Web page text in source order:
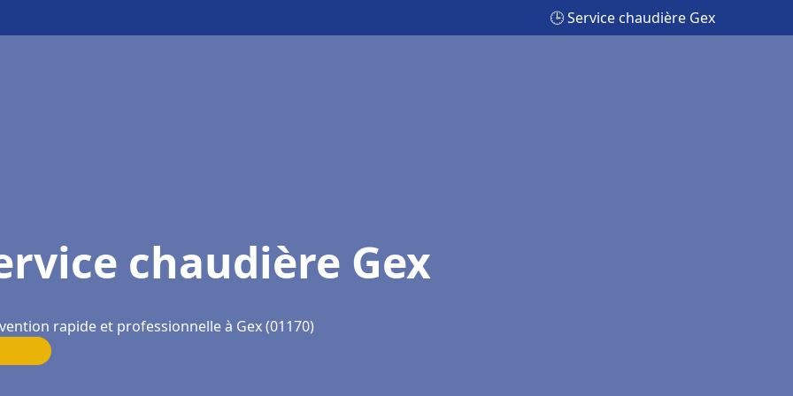
🕒 Service chaudière Gex
chaudière Gex
rapide et professionnelle à Gex (01170)